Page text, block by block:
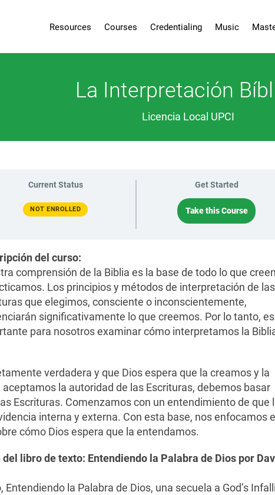
Resources Courses Credentialing Music
La Interpretación
Licencia Local UPCI
Current Status
NOT ENROLLED
Get Started
Take this Course
del curso:
comprensión de la Biblia es la base de todo lo que
Los principios y métodos de interpretación de las
que elegimos, consciente o inconscientemente,
significativamente lo que creemos. Por lo tanto, es
para nosotros examinar cómo interpretamos la
verdadera y que Dios espera que la creamos y la
la autoridad de las Escrituras, debemos basar
Escrituras. Comenzamos con un entendimiento de que
interna y externa. Con esta base, nos enfocamos
cómo Dios espera que la entendamos.
libro de texto: Entendiendo la Palabra de Dios por
Entendiendo la Palabra de Dios, una secuela a God’s